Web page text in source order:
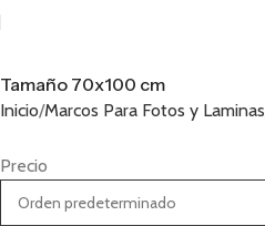
Tamaño 70x100 cm
Inicio Marcos Para Fotos y Laminas
Precio